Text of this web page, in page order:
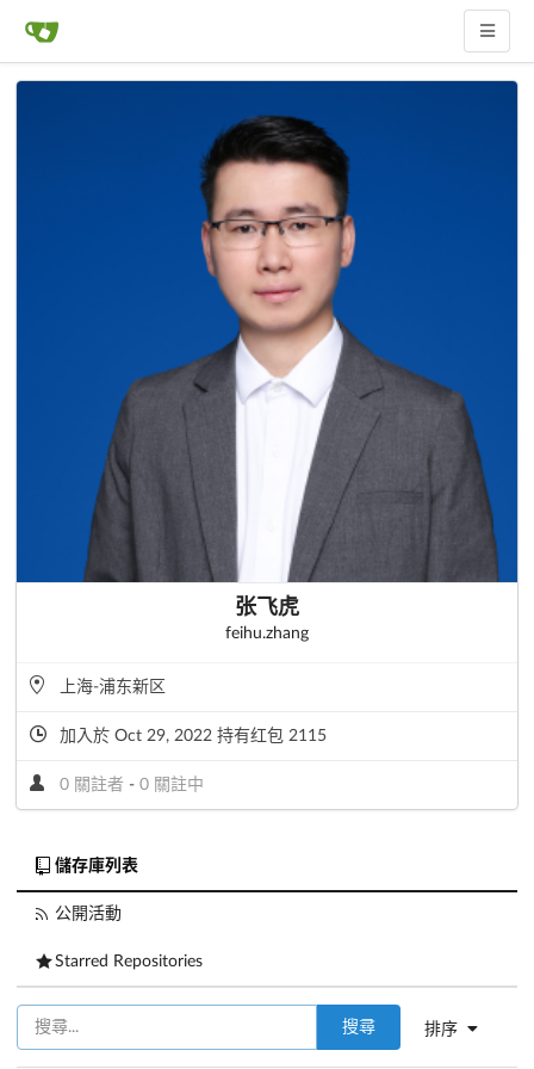
张飞虎
feihu.zhang
上海-浦东新区
加入於 Oct 29, 2022 持有红包 2115
0 關註者 - 0 關註中
儲存庫列表
公開活動
Starred Repositories
排序
搜尋